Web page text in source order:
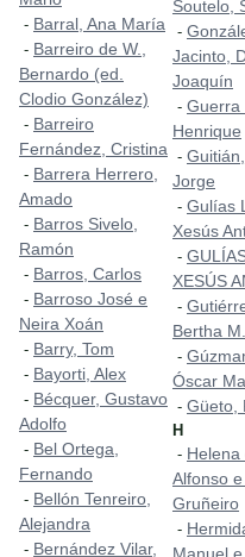
- Barral, Ana María
- Barreiro de W.,
Bernardo (ed.
Clodio González)
- Barreiro
Fernández, Cristina
- Barrera Herrero,
Amado
- Barros Sivelo,
Ramón
- Barros, Carlos
- Barroso José e
Neira Xoán
- Barry, Tom
- Bayorti, Alex
- Bécquer, Gustavo
Adolfo
- Bel Ortega,
Fernando
- Bellón Tenreiro,
Alejandra
- Bernández Vilar,
Soutelo,
-
Jacinto,
Joaquín
- Guerra
Henrique
-
Jorge
- Gulías
Xesús
-
XESÚS
-
Bertha M.
-
Óscar
- Güeto,
H
- Helena
Alfonso
Gruñeiro
-